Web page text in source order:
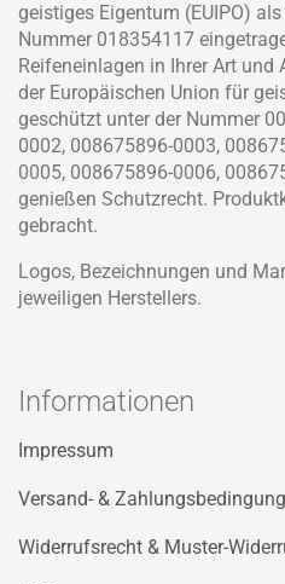
geistiges Eigentum (EUIPO)
Nummer 018354117
Reifeneinlagen in Ihrer Art
der Europäischen Union für
geschützt unter der Nummer
0002, 008675896-0003,
0005, 008675896-0006,
genießen Schutzrecht.
gebracht.
Logos, Bezeichnungen und
jeweiligen Herstellers.
Informationen
Impressum
Versand- &
Widerrufsrecht & Muster-